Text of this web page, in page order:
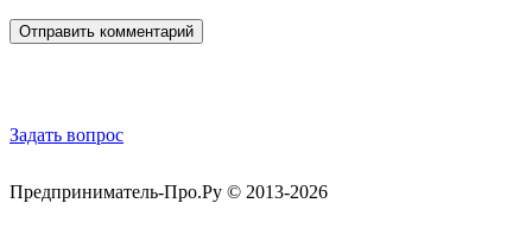
Задать вопрос
Предприниматель-Про.Ру © 2013-2026